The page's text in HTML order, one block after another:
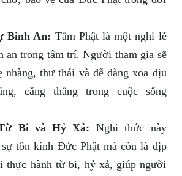
Bình An: Tắm Phật là một nghi lễ
an trong tâm trí. Người tham gia sẽ
nhàng, thư thái và dễ dàng xoa dịu
căng thẳng trong cuộc sống
Bi và Hỷ Xả: Nghi thức này
tôn kính Đức Phật mà còn là dịp
thực hành từ bi, hỷ xả, giúp người